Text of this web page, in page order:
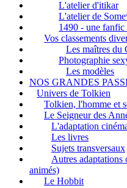
L'atelier d'itikar
L'atelier de
1490 - une
Vos classements
Les maîtres du
Photographie
Les modèles
NOS GRANDES
Univers de Tolkien
Tolkien, l'homme et
Le Seigneur des
L'adaptation
Les livres
Sujets transversaux
Autres adaptations
animés)
Le Hobbit